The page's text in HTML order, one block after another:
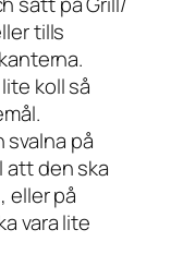
tills
koll så
svalna på
att den ska
eller på
vara lite